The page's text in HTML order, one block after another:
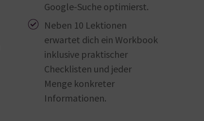
Google-Suche optimierst.
Neben 10 Lektionen
erwartet dich ein Workbook
inklusive praktischer
Checklisten und jeder
Menge konkreter
Informationen.